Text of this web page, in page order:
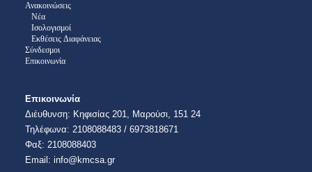
Ανακοινώσεις
Νέα
Ισολογισμοί
Εκθέσεις Διαφάνειας
Σύνδεσμοι
Επικοινωνία
Επικοινωνία
Διέυθυνση:​ Κηφισίας 201, Μαρούσι, 151 24
Τηλέφωνα: 2108088483 / 6973818671
​​Φαξ: 2108088403​
Email:​ info@kmcsa.gr